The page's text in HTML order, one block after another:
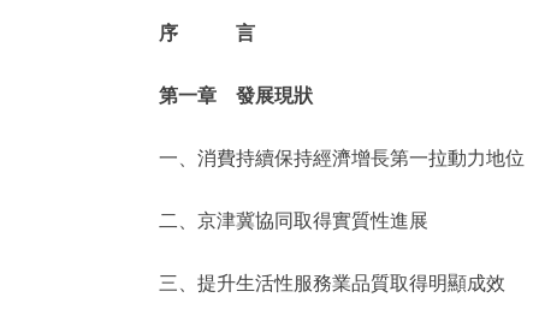
序 言
第一章 發展現狀
一、消費持續保持經濟增長第一拉動力地位
二、京津冀協同取得實質性進展
三、提升生活性服務業品質取得明顯成效